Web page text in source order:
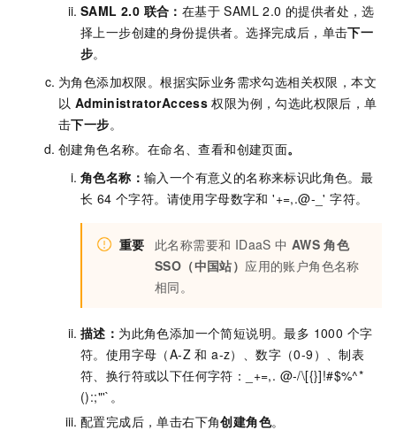
SAML 2.0 联合 ： 在基于 SAML 2.0 的提供者处，选
择上一步创建的身份提供者。选择完成后，单击下一
步。
为角色添加权限。根据实际业务需求勾选相关权限，本文
以 AdministratorAccess 权限为例，勾选此权限后，单
击下一步。
创建角色名称。在命名、查看和创建页面。
角色名称 ：输入一个有意义的名称来标识此角色。最
长 64 个字符。请使用字母数字和 '+=,.@-_' 字符。
重要 此名称需要和 IDaaS 中 AWS 角色
SSO（中国站） 应用的账户角色名称
相同。
描述 ： 为此角色添加一个简短说明。最多 1000 个字
符。使用字母（A-Z 和 a-z）、数字（0-9）、制表
符、换行符或以下任何字符：_+=,. @-/\[{}]!#$%^*
():;"'`。
配置完成后，单击右下角创建角色。